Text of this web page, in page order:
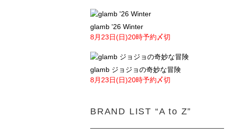
glamb '26 Winter
8月23日(日)20時予約〆切
glamb ジョジョの奇妙な冒険
8月23日(日)20時予約〆切
BRAND LIST “A to Z”